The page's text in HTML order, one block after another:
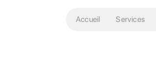
Accueil Services